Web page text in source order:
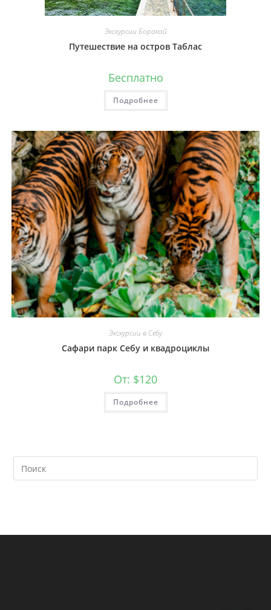
Экскурсии Боракай
Путешествие на остров Таблас
Бесплатно
Подробнее
Экскурсии в Себу
Сафари парк Себу и квадроциклы
От: $120
Подробнее